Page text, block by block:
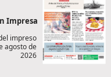
Impresa
impreso
agosto de
2026